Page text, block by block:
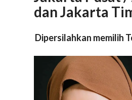
dan Jakarta
Dipersilahkan memilih